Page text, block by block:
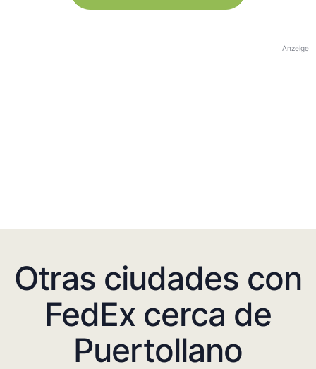
Anzeige
Otras ciudades con
FedEx cerca de
Puertollano